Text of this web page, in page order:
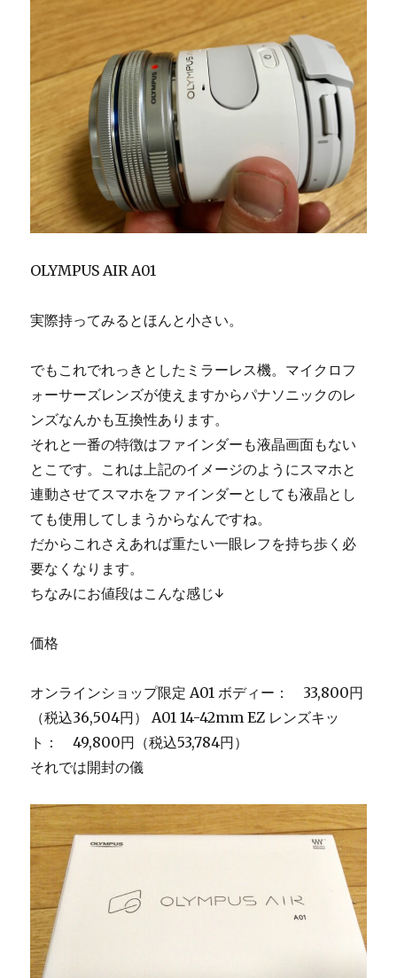
OLYMPUS AIR A01
実際持ってみるとほんと小さい。
でもこれでれっきとしたミラーレス機。マイクロフ
ォーサーズレンズが使えますからパナソニックのレ
ンズなんかも互換性あります。
それと一番の特徴はファインダーも液晶画面もない
とこです。これは上記のイメージのようにスマホと
連動させてスマホをファインダーとしても液晶とし
ても使用してしまうからなんですね。
だからこれさえあれば重たい一眼レフを持ち歩く必
要なくなります。
ちなみにお値段はこんな感じ↓
価格
オンラインショップ限定 A01 ボディー： 33,800円
（税込36,504円） A01 14-42mm EZ レンズキッ
ト： 49,800円（税込53,784円）
それでは開封の儀